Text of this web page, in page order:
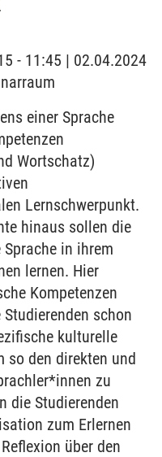
- 11:45 | 02.04.2024
einer Sprache
Wortschatz)
Lernschwerpunkt.
hinaus sollen die
in ihrem
lernen. Hier
Kompetenzen
schon
kulturelle
so den direkten und
zu
die Studierenden
zum Erlernen
über den